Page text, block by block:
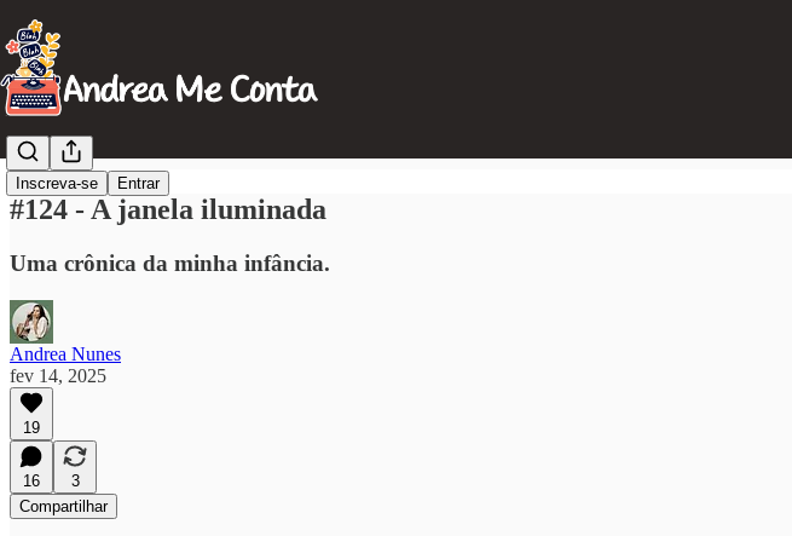
Inscreva-se Entrar
#124 - A janela iluminada
Uma crônica da minha infância.
Andrea Nunes
fev 14, 2025
19
16
3
Compartilhar